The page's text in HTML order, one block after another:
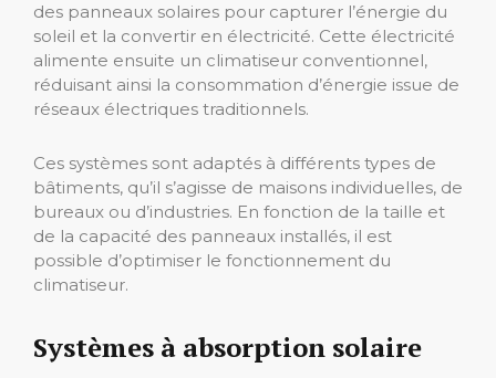
des panneaux solaires pour capturer l’énergie du
soleil et la convertir en électricité. Cette électricité
alimente ensuite un climatiseur conventionnel,
réduisant ainsi la consommation d’énergie issue de
réseaux électriques traditionnels.
Ces systèmes sont adaptés à différents types de
bâtiments, qu’il s’agisse de maisons individuelles, de
bureaux ou d’industries. En fonction de la taille et
de la capacité des panneaux installés, il est
possible d’optimiser le fonctionnement du
climatiseur.
Systèmes à absorption solaire